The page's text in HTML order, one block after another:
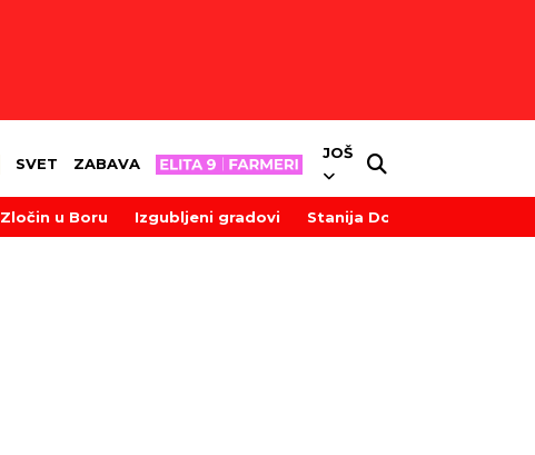
SVET ZABAVA
JOŠ
Zločin u Boru Izgubljeni gradovi Stanija Dobrojević